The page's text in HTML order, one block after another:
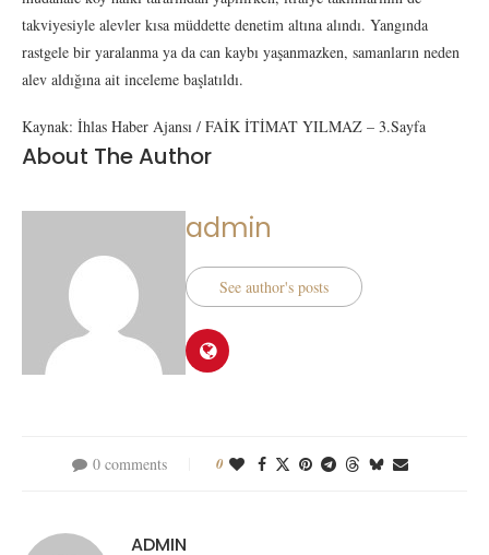
takviyesiyle alevler kısa müddette denetim altına alındı. Yangında
rastgele bir yaralanma ya da can kaybı yaşanmazken, samanların neden
alev aldığına ait inceleme başlatıldı.
Kaynak: İhlas Haber Ajansı / FAİK İTİMAT YILMAZ – 3.Sayfa
About The Author
admin
See author's posts
0 comments 0
ADMIN